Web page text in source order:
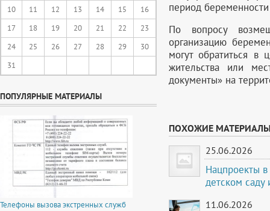
10
11 12 13 14 15
16
17
18 19 20 21 22
23
24
25 26 27 28 29
30
31
ПОПУЛЯРНЫЕ МАТЕРИАЛЫ
Телефоны вызова экстренных служб
период
По вопросу
организацию
могут обратиться в
жительства или
документы» на
ПОХОЖИЕ
25.06.2026
Нацпроекты
детском
11.06.2026